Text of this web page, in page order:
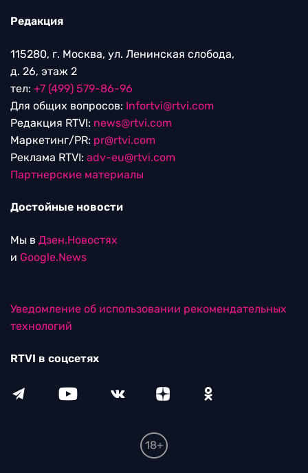
Редакция
115280, г. Москва, ул. Ленинская слобода,
д. 26, этаж 2
тел: +7 (499) 579-86-96
Для общих вопросов: Infortvi@rtvi.com
Редакция RTVI: news@rtvi.com
Маркетинг/PR: pr@rtvi.com
Реклама RTVI: adv-eu@rtvi.com
Партнерские материалы
Достойные новости
Мы в Дзен.Новостях
и Google.News
Уведомление об использовании рекомендательных
технологий
RTVI в соцсетях
18+